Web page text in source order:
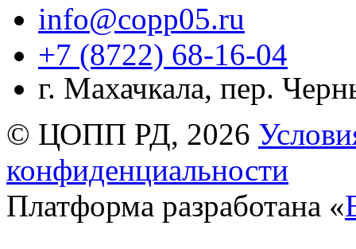
info@copp05.ru
+7 (8722) 68-16-04
г. Махачкала, пер.
© ЦОПП РД, 2026
конфиденциальности
Платформа разработана «